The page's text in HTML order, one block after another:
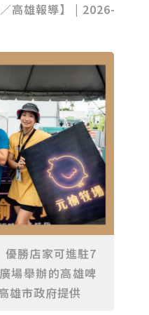
中山醫大SDG3獲全球第
育局：預計9月前完成
學計畫」 推出餐飲經營與
端午連假西方低空上演天
無力 攤商「亞急性腦出
附醫協助吐瓦魯建置首
紀錄 法國3比1擊敗塞內
推銀河特展與免費劇場搶
軍 赴美參賽盼各界正視
計畫 盼深化台帛水產與
臺中醫院跨科即時診治化
體驗」6月登場 結合永續
爭取4980萬 翻新清水五
醫大與仁寶攜手「送藥機
湖運動公園全新戲水區
義縣推「沉浸式角色扮
職人全台放電
暑假深度旅遊新亮點
「2026台中星燃計畫」啟
重
、國衛院特展登場 手機
高雄報導】 | 2026-
優勝店家可進駐7
場舉辦的高雄啤
雄市政府提供